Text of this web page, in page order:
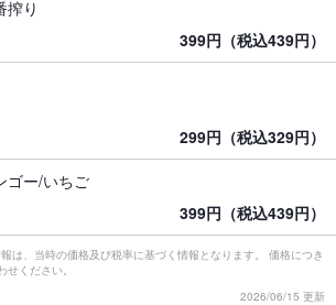
り
399円（税込439円）
299円（税込329円）
ー/いちご
399円（税込439円）
は、当時の価格及び税率に基づく情報となります。 価格につき
ください。
2026/06/15 更新